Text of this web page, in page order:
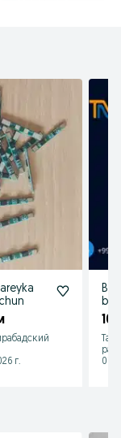
г.
10
01